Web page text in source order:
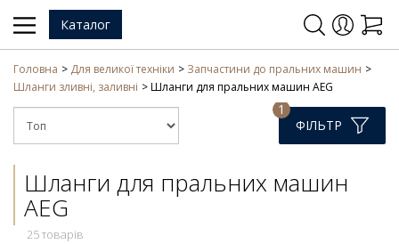
Каталог
Головна Для великої техніки
Запчастини до пральних машин
Шланги зливні, заливні
Шланги для пральних машин AEG
ФІЛЬТР
1
Шланги для пральних машин
AEG
25 товарів